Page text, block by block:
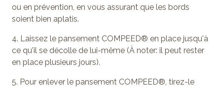
ou en prévention, en vous assurant que les bords
soient bien aplatis.
4. Laissez le pansement COMPEED® en place jusqu'à
ce qu'il se décolle de lui-même (À noter: il peut rester
en place plusieurs jours).
5. Pour enlever le pansement COMPEED®, tirez-le